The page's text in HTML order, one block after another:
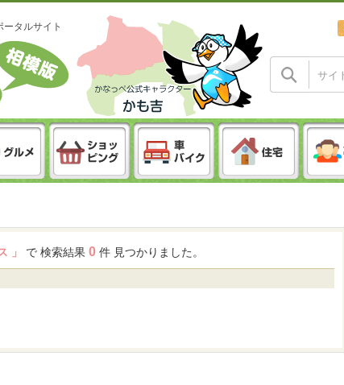
タルサイト
」 で 検索結果 0 件 見つかりました。